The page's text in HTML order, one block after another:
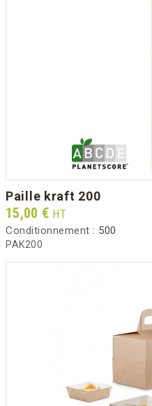
paille kraft 200
Prix
15,00 € HT
Conditionnement : 500
PAK200